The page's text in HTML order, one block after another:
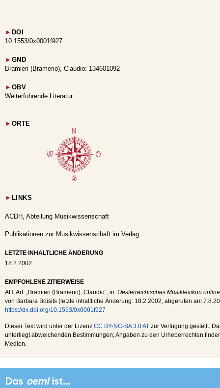
► DOI
10.1553/0x0001f927
► GND
Bramieri (Bramerio), Claudio: 134601092
► OBV
Weiterführende Literatur
► ORTE
► LINKS
ACDH, Abteilung Musikwissenschaft
Publikationen zur Musikwissenschaft im Verlag
LETZTE INHALTLICHE ÄNDERUNG
18.2.2002
EMPFOHLENE ZITIERWEISE
AH , Art. „Bramieri (Bramerio), Claudio“, in: Oesterreichisches Musiklexikon online
von Barbara Boisits (letzte inhaltliche Änderung: 18.2.2002 , abgerufen am
https://dx.doi.org/10.1553/0x0001f927
Dieser Text wird unter der Lizenz CC BY-NC-SA 3.0 AT zur Verfügung gestellt.
unterliegt abweichenden Bestimmungen; Angaben zu den Urheberrechten
Medien.
Das oemlist...